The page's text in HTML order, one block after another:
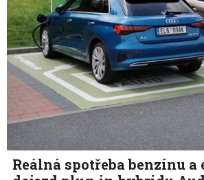
Reálná spotřeba benzínu